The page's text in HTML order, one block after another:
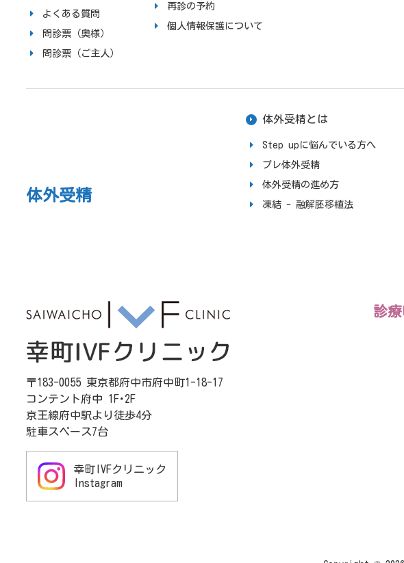
よくある質問
問診票（奥様）
問診票（ご主人）
再診の予約
個人情報保護について
体外受精
体外受精とは
Step upに悩んでいる方へ
プレ体外受精
体外受精の進め方
凍結 - 融解胚移植法
〒183-0055 東京都府中市府中町1-18-17
コンテント府中 1F･2F
京王線府中駅より徒歩4分
駐車スペース7台
幸町IVFクリニック
Instagram
診療